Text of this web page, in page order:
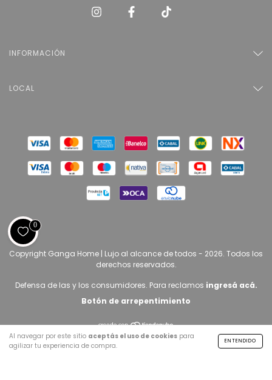
Al navegar por este sitio aceptás el uso de cookies para
agilizar tu experiencia de compra.
ENTENDIDO
INFORMACIÓN
LOCAL
Copyright Ganga Home | Lujo al alcance de todos - 2026. Todos los
derechos reservados.
Defensa de las y los consumidores. Para reclamos ingresá acá.
Botón de arrepentimiento
0